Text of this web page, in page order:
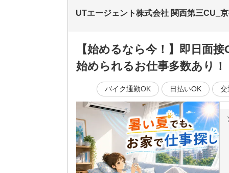
UTエージェント株式会社 関西第三CU_
【始めるなら今！】即日面
始められるお仕事多数あり！
バイク通勤OK 日払いOK 交